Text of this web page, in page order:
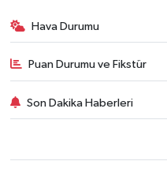
Hava Durumu
Puan Durumu ve Fikstür
Son Dakika Haberleri